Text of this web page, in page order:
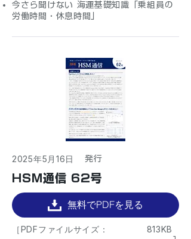
今さら聞けない 海運基礎知識「乗組員の
労働時間・休息時間」
2025年5月16日 ​発行
HSM通信 62号
無料でPDFを見る
［PDFファイルサイズ： 813KB